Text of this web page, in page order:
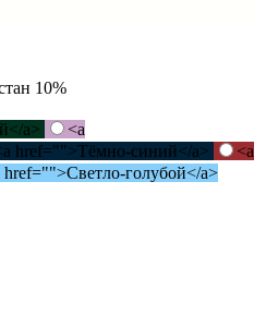
10%
a>
<a
href="">Тёмно-синий</a>
<a
href="">Светло-голубой</a>